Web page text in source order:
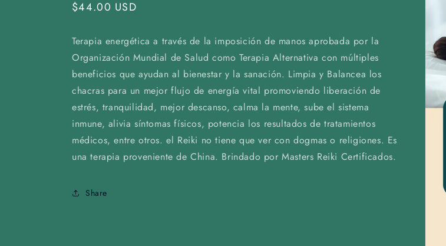
Regular
$44.00 USD
Terapia energética a través de la imposición de manos aprobada por la
Organización Mundial de Salud como Terapia Alternativa con múltiples
beneficios que ayudan al bienestar y la sanación. Limpia y Balancea los
chacras para un mejor flujo de energía vital promoviendo liberación de
estrés, tranquilidad, mejor descanso, calma la mente, sube el sistema
inmune, alivia síntomas físicos, potencia los resultados de tratamientos
médicos, entre otros. el Reiki no tiene que ver con dogmas o religiones. Es
una terapia proveniente de China. Brindado por Masters Reiki Certificados.
Share